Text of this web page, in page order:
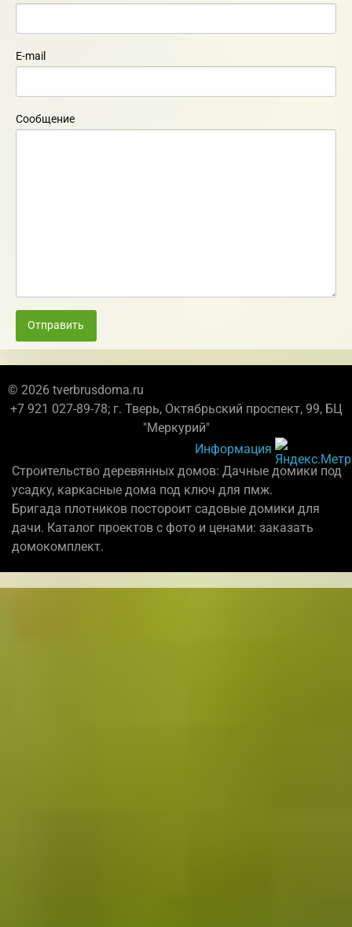
E-mail
Сообщение
Отправить
© 2026 tverbrusdoma.ru
+7 921 027-89-78; г. Тверь, Октябрьский проспект, 99, БЦ
"Меркурий"
Информация
Строительство деревянных домов: Дачные домики под
усадку, каркасные дома под ключ для пмж.
Бригада плотников постороит садовые домики для
дачи. Каталог проектов с фото и ценами: заказать
домокомплект.